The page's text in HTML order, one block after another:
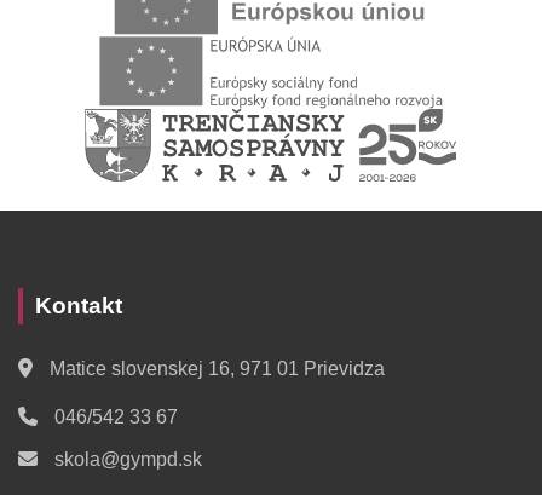
Kontakt
Matice slovenskej 16, 971 01 Prievidza
046/542 33 67
skola@gympd.sk